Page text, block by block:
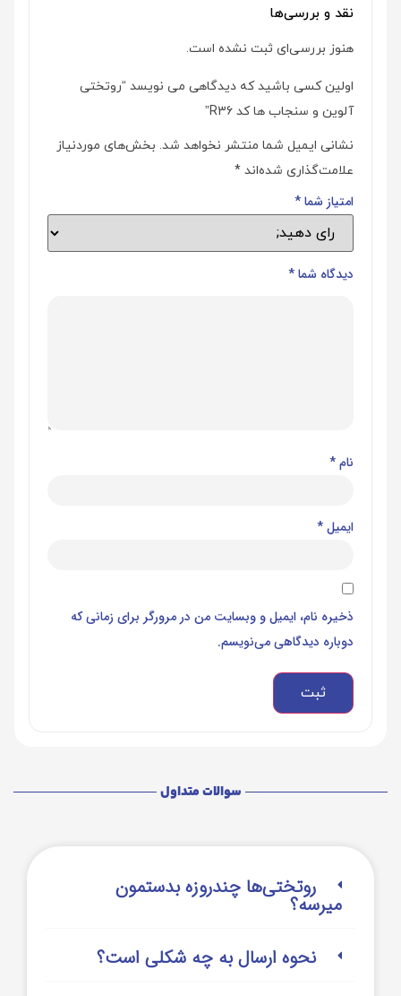
نقد و بررسی‌ها
هنوز بررسی‌ای ثبت نشده است.
اولین کسی باشید که دیدگاهی می نویسد “روتختی
آلوین و سنجاب ها کد R36”
نشانی ایمیل شما منتشر نخواهد شد. بخش‌های موردنیاز
علامت‌گذاری شده‌اند *
امتیاز شما*
دیدگاه شما*
نام*
ایمیل*
ذخیره نام، ایمیل و وبسایت من در مرورگر برای زمانی که
دوباره دیدگاهی می‌نویسم.
سوالات متداول
روتختی‌‌ها چندروزه بدستمون
میرسه؟
نحوه ارسال به چه شکلی است؟